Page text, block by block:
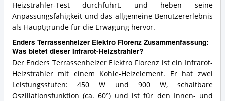
Heizstrahler-Test durchführt, und heben seine
Anpassungsfähigkeit und das allgemeine Benutzererlebnis
als Hauptgründe für die Erwägung hervor.
Enders Terrassenheizer Elektro Florenz Zusammenfassung:
Was bietet dieser Infrarot-Heizstrahler?
Der Enders Terrassenheizer Elektro Florenz ist ein Infrarot-
Heizstrahler mit einem Kohle-Heizelement. Er hat zwei
Leistungsstufen: 450 W und 900 W, schaltbare
Oszillationsfunktion (ca. 60°) und ist für den Innen- und